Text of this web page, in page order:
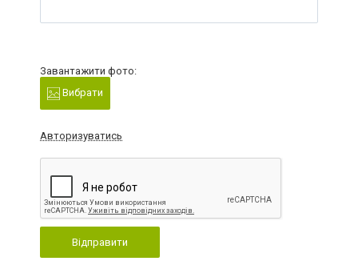
Завантажити фото:
Вибрати
Авторизуватись
Відправити